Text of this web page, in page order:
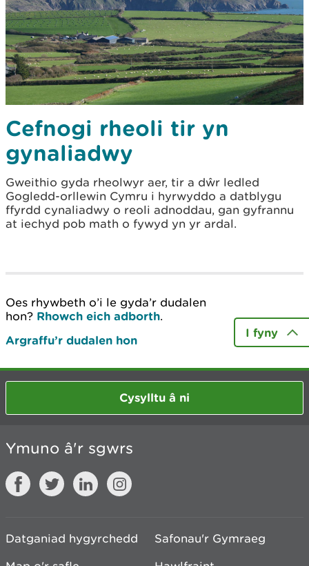
Cefnogi rheoli tir yn
gynaliadwy
Gweithio gyda rheolwyr aer, tir a dŵr ledled
Gogledd-orllewin Cymru i hyrwyddo a datblygu
ffyrdd cynaliadwy o reoli adnoddau, gan gyfrannu
at iechyd pob math o fywyd yn yr ardal.
Oes rhywbeth o’i le gyda’r dudalen
hon? Rhowch eich adborth.
Argraffu’r dudalen hon
I fyny
Cysylltu â ni
Ymuno â'r sgwrs
Datganiad hygyrchedd
Safonau'r Gymraeg